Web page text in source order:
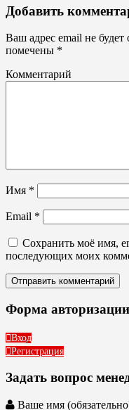
Дизайн
интерьеров
Добавить
Ваш адрес email не будет
помечены *
Комментарий
Имя *
Email *
Сохранить моё имя,
последующих моих
Форма авторизации
Вход
Регистрация
Задать вопрос
Ваше имя